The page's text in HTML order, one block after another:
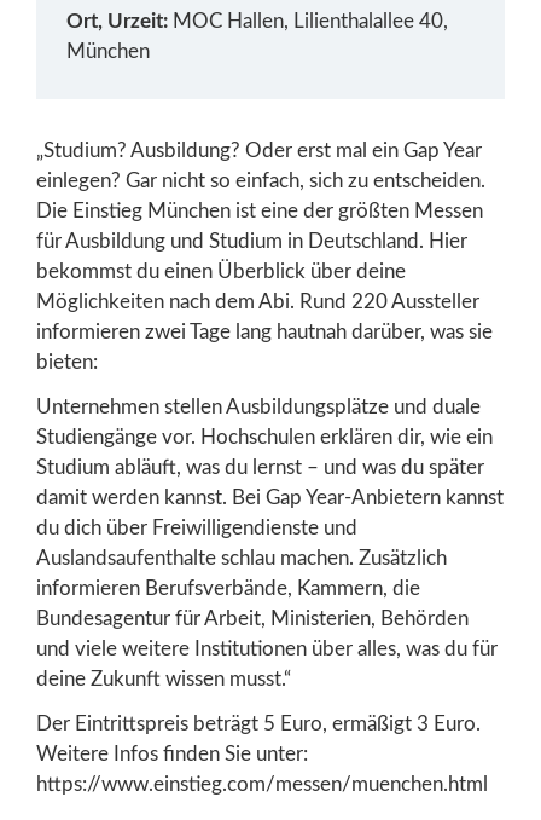
Ort, Urzeit: MOC Hallen, Lilienthalallee 40,
München
„Studium? Ausbildung? Oder erst mal ein Gap Year
einlegen? Gar nicht so einfach, sich zu entscheiden.
Die Einstieg München ist eine der größten Messen
für Ausbildung und Studium in Deutschland. Hier
bekommst du einen Überblick über deine
Möglichkeiten nach dem Abi. Rund 220 Aussteller
informieren zwei Tage lang hautnah darüber, was sie
bieten:
Unternehmen stellen Ausbildungsplätze und duale
Studiengänge vor. Hochschulen erklären dir, wie ein
Studium abläuft, was du lernst – und was du später
damit werden kannst. Bei Gap Year-Anbietern kannst
du dich über Freiwilligendienste und
Auslandsaufenthalte schlau machen. Zusätzlich
informieren Berufsverbände, Kammern, die
Bundesagentur für Arbeit, Ministerien, Behörden
und viele weitere Institutionen über alles, was du für
deine Zukunft wissen musst.“
Der Eintrittspreis beträgt 5 Euro, ermäßigt 3 Euro.
Weitere Infos finden Sie unter:
https://www.einstieg.com/messen/muenchen.html